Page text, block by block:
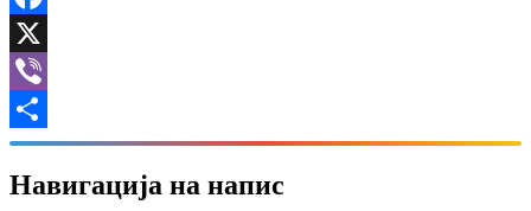
Facebook
X
Viber
Share
Навигација на напис